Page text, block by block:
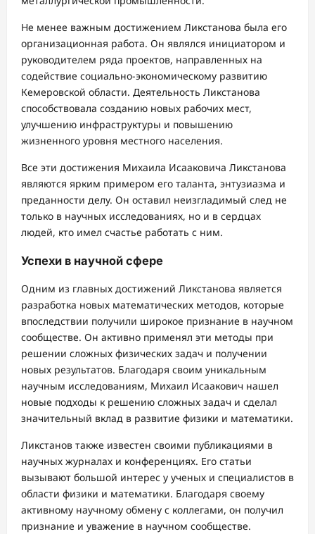
Не менее важным достижением Ликстанова была его
организационная работа. Он являлся инициатором и
руководителем ряда проектов, направленных на
содействие социально-экономическому развитию
Кемеровской области. Деятельность Ликстанова
способствовала созданию новых рабочих мест,
улучшению инфраструктуры и повышению
жизненного уровня местного населения.
Все эти достижения Михаила Исааковича Ликстанова
являются ярким примером его таланта, энтузиазма и
преданности делу. Он оставил неизгладимый след не
только в научных исследованиях, но и в сердцах
людей, кто имел счастье работать с ним.
Успехи в научной сфере
Одним из главных достижений Ликстанова является
разработка новых математических методов, которые
впоследствии получили широкое признание в научном
сообществе. Он активно применял эти методы при
решении сложных физических задач и получении
новых результатов. Благодаря своим уникальным
научным исследованиям, Михаил Исаакович нашел
новые подходы к решению сложных задач и сделал
значительный вклад в развитие физики и математики.
Ликстанов также известен своими публикациями в
научных журналах и конференциях. Его статьи
вызывают большой интерес у ученых и специалистов в
области физики и математики. Благодаря своему
активному научному обмену с коллегами, он получил
признание и уважение в научном сообществе.